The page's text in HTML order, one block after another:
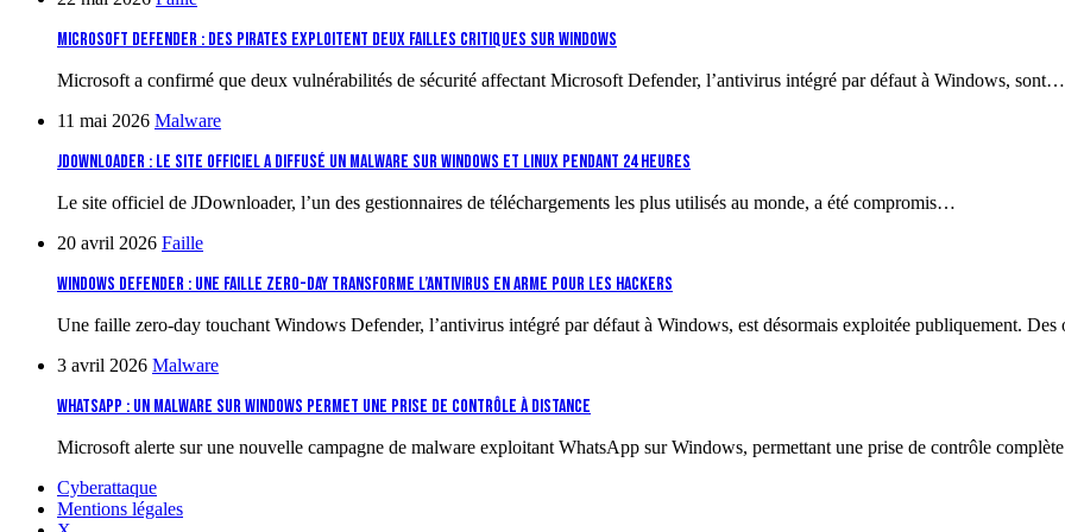
Microsoft Defender : des pirates exploitent deux failles critiques sur Windows
Microsoft a confirmé que deux vulnérabilités de sécurité affectant Microsoft Defender, l’antivirus intégré par défaut à Windows, sont…
11 mai 2026 Malware
JDownloader : le site officiel a diffusé un malware sur Windows et Linux pendant 24 heures
Le site officiel de JDownloader, l’un des gestionnaires de téléchargements les plus utilisés au monde, a été compromis…
20 avril 2026 Faille
Windows Defender : une faille zero-day transforme l’antivirus en arme pour les hackers
Une faille zero-day touchant Windows Defender, l’antivirus intégré par défaut à Windows, est désormais exploitée publiquement.
3 avril 2026 Malware
WhatsApp : un malware sur Windows permet une prise de contrôle à distance
Microsoft alerte sur une nouvelle campagne de malware exploitant WhatsApp sur Windows, permettant une prise de contrôle
Cyberattaque
Mentions légales